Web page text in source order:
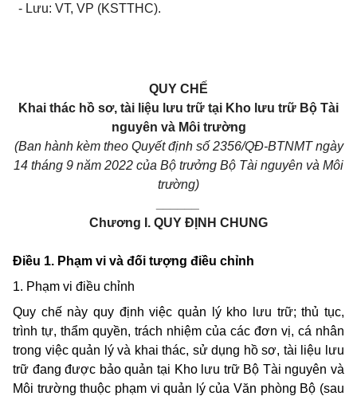
- Lưu: VT, VP (KSTTHC).
QUY CHẾ
Khai thác hồ sơ, tài liệu lưu trữ tại Kho lưu trữ Bộ Tài
nguyên và Môi trường
(Ban hành kèm theo Quyết định số 2356/QĐ-BTNMT ngày
14 tháng 9 năm 2022 của Bộ trưởng Bộ Tài nguyên và Môi
trường)
Chương I. QUY ĐỊNH CHUNG
Điều 1. Phạm vi và đối tượng điều chỉnh
1. Phạm vi điều chỉnh
Quy chế nàyquy định việc quản lý kho
lưu trữ; thủ tục,
trình tự, thẩm quyền, trách nhiệm của các đơn vị, cá nhân
trong việc quản lý và khaithác, sử dụng hồ sơ, tài liệu lưu
trữ đang được bảo quản tại Kho lưu trữ Bộ Tài nguyên và
Môi trường thuộc phạm viquản lý của Văn phòng Bộ (sau